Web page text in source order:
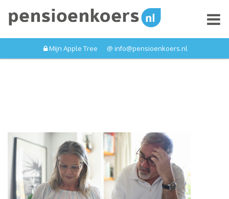
Mijn Apple Tree @ info@pensioenkoers.nl
Pensioen uitkeren
Lijfrente
Nieuwe pensioenstelsel
Over ons